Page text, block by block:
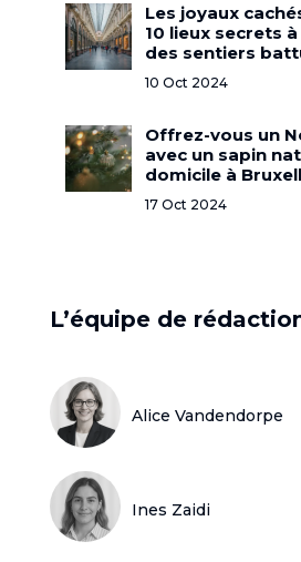
Les joyaux
10 lieux secrets
des sentiers
10 Oct 2024
Offrez-vous un
avec un sapin
domicile à
17 Oct 2024
L’équipe de
Alice Vandendorpe
Ines Zaidi